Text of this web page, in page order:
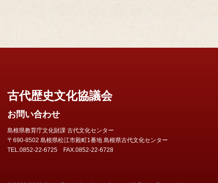
古代歴史文化協議会
お問い合わせ
島根県教育庁文化財課 古代文化センター
〒690-8502 島根県松江市殿町1番地 島根県古代文化センター
TEL.0852-22-6725 FAX.0852-22-6728